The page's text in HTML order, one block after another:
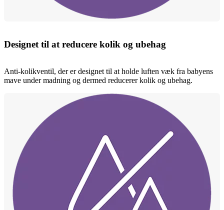
Designet til at reducere kolik og ubehag
Anti-kolikventil, der er designet til at holde luften væk fra babyens
mave under madning og dermed reducerer kolik og ubehag.